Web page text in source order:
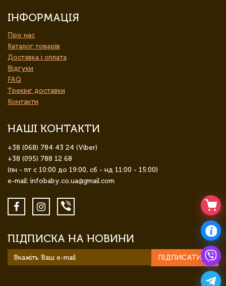
ІНФОРМАЦІЯ
Про нас
Каталог товарів
Доставка і оплата
Відгуки
FAQ
Трекінг доставки
Контакти
НАШІ КОНТАКТИ
+38 (068) 784 43 24 (Viber)
+38 (095) 788 12 68
(пн - пт с 10:00 до 19:00, сб - нд 11:00 - 15:00)
e-mail: infobaby.co.ua@gmail.com
ПІДПИСКА НА НОВИНИ
ПІДПИСАТИСЯ